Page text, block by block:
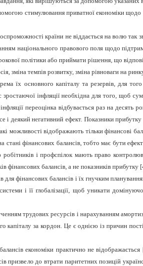
стимулювання приватної економіки
країни не віддається на волю
національного правового поля щодо
політики або приймати рішення, що
зміна темпів розвитку, зміна рівноваги на
їх основного капіталу та резервів, для
інфляції необхідна для того, щоб
переоцінка відбувається раз на десять
деякий негативний ефект. Показники
можливості відображають тільки фінансові
фінансових балансів, тобто має бути
і профспілок мають право
балансів, а не показників прибутку
фінансових балансів і їх гнучким
і її глобалізації, щоб уникати
трудових ресурсів і нарахуванням
капіталу за кордон. Це є однією із причин
економіки практично не
призвело до втрати паритетних позицій